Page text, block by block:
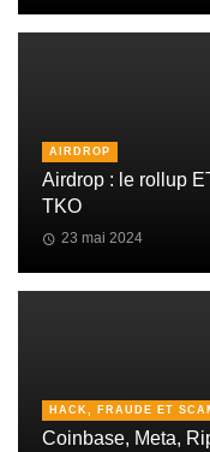
AIRDROP
Airdrop : le rollup
TKO
23 mai 2024
HACK, FRAUDE ET
Coinbase, Meta,